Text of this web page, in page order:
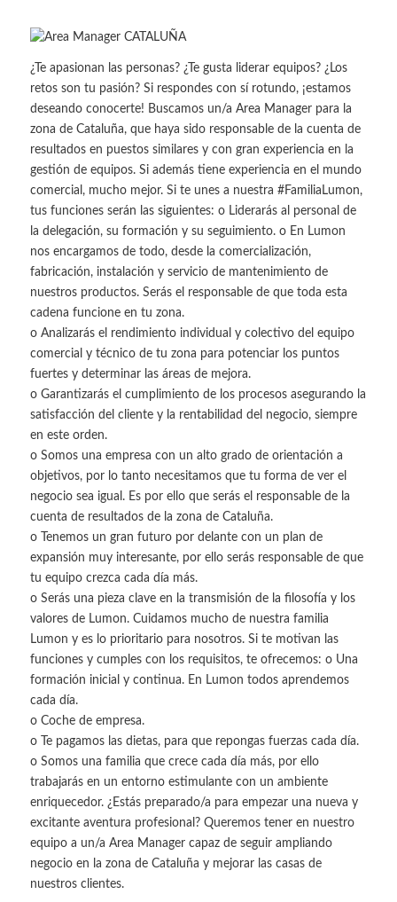
¿Te apasionan las personas? ¿Te gusta liderar equipos? ¿Los
retos son tu pasión? Si respondes con sí rotundo, ¡estamos
deseando conocerte! Buscamos un/a Area Manager para la
zona de Cataluña, que haya sido responsable de la cuenta de
resultados en puestos similares y con gran experiencia en la
gestión de equipos. Si además tiene experiencia en el mundo
comercial, mucho mejor. Si te unes a nuestra #FamiliaLumon,
tus funciones serán las siguientes: o Liderarás al personal de
la delegación, su formación y su seguimiento. o En Lumon
nos encargamos de todo, desde la comercialización,
fabricación, instalación y servicio de mantenimiento de
nuestros productos. Serás el responsable de que toda esta
cadena funcione en tu zona.
o Analizarás el rendimiento individual y colectivo del equipo
comercial y técnico de tu zona para potenciar los puntos
fuertes y determinar las áreas de mejora.
o Garantizarás el cumplimiento de los procesos asegurando la
satisfacción del cliente y la rentabilidad del negocio, siempre
en este orden.
o Somos una empresa con un alto grado de orientación a
objetivos, por lo tanto necesitamos que tu forma de ver el
negocio sea igual. Es por ello que serás el responsable de la
cuenta de resultados de la zona de Cataluña.
o Tenemos un gran futuro por delante con un plan de
expansión muy interesante, por ello serás responsable de que
tu equipo crezca cada día más.
o Serás una pieza clave en la transmisión de la filosofía y los
valores de Lumon. Cuidamos mucho de nuestra familia
Lumon y es lo prioritario para nosotros. Si te motivan las
funciones y cumples con los requisitos, te ofrecemos: o Una
formación inicial y continua. En Lumon todos aprendemos
cada día.
o Coche de empresa.
o Te pagamos las dietas, para que repongas fuerzas cada día.
o Somos una familia que crece cada día más, por ello
trabajarás en un entorno estimulante con un ambiente
enriquecedor. ¿Estás preparado/a para empezar una nueva y
excitante aventura profesional? Queremos tener en nuestro
equipo a un/a Area Manager capaz de seguir ampliando
negocio en la zona de Cataluña y mejorar las casas de
nuestros clientes.